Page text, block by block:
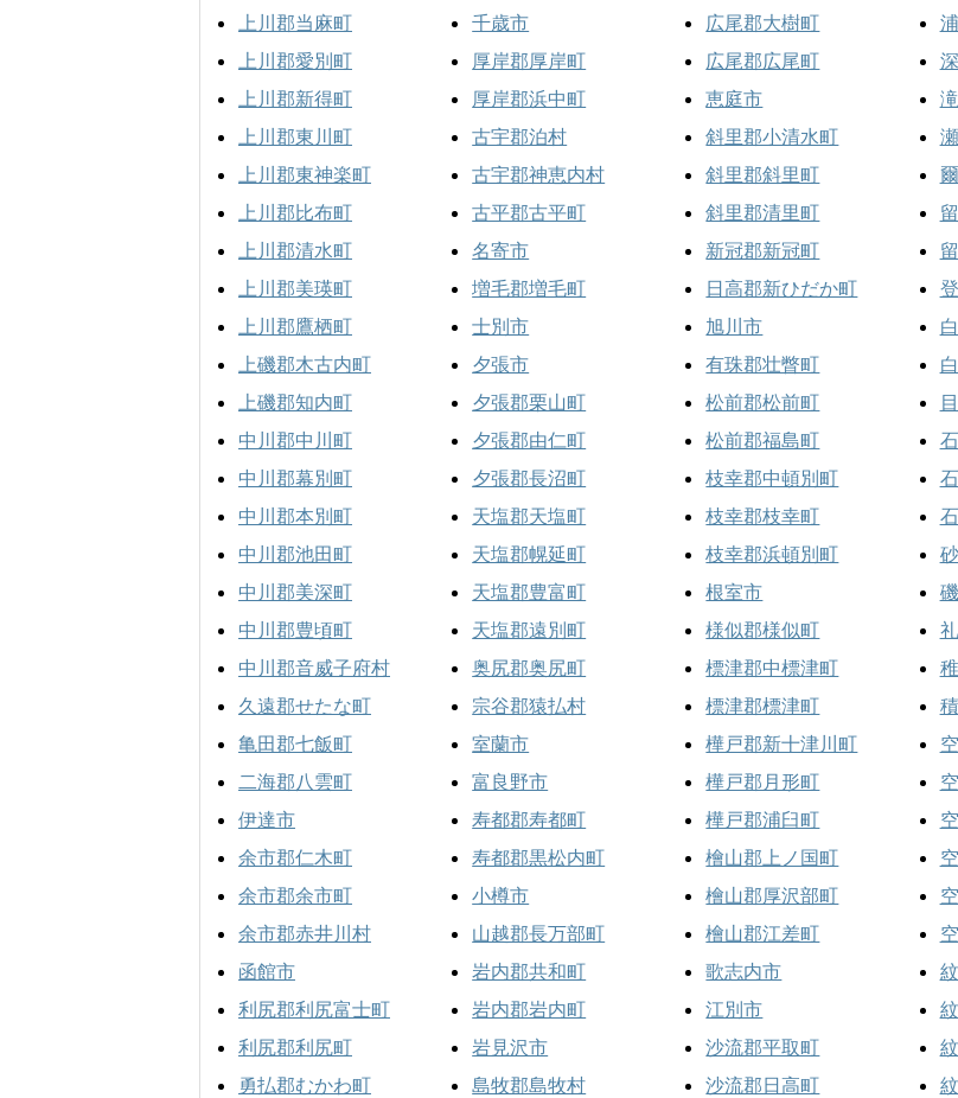
上川郡当麻町
上川郡愛別町
上川郡新得町
上川郡東川町
上川郡東神楽町
上川郡比布町
上川郡清水町
上川郡美瑛町
上川郡鷹栖町
上磯郡木古内町
上磯郡知内町
中川郡中川町
中川郡幕別町
中川郡本別町
中川郡池田町
中川郡美深町
中川郡豊頃町
中川郡音威子府村
久遠郡せたな町
亀田郡七飯町
二海郡八雲町
伊達市
余市郡仁木町
余市郡余市町
余市郡赤井川村
函館市
利尻郡利尻富士町
利尻郡利尻町
勇払郡むかわ町
千歳市
厚岸郡厚岸町
厚岸郡浜中町
古宇郡泊村
古宇郡神恵内村
古平郡古平町
名寄市
増毛郡増毛町
士別市
夕張市
夕張郡栗山町
夕張郡由仁町
夕張郡長沼町
天塩郡天塩町
天塩郡幌延町
天塩郡豊富町
天塩郡遠別町
奥尻郡奥尻町
宗谷郡猿払村
室蘭市
富良野市
寿都郡寿都町
寿都郡黒松内町
小樽市
山越郡長万部町
岩内郡共和町
岩内郡岩内町
岩見沢市
島牧郡島牧村
広尾郡大樹町
広尾郡広尾町
恵庭市
斜里郡小清水町
斜里郡斜里町
斜里郡清里町
新冠郡新冠町
日高郡新ひだか町
旭川市
有珠郡壮瞥町
松前郡松前町
松前郡福島町
枝幸郡中頓別町
枝幸郡枝幸町
枝幸郡浜頓別町
根室市
様似郡様似町
標津郡中標津町
標津郡標津町
樺戸郡新十津川町
樺戸郡月形町
樺戸郡浦臼町
檜山郡上ノ国町
檜山郡厚沢部町
檜山郡江差町
歌志内市
江別市
沙流郡平取町
沙流郡日高町